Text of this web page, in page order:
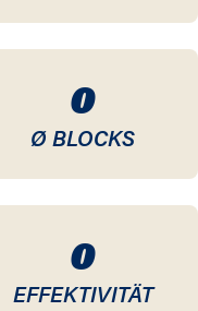
0
Ø BLOCKS
0
EFFEKTIVITÄT